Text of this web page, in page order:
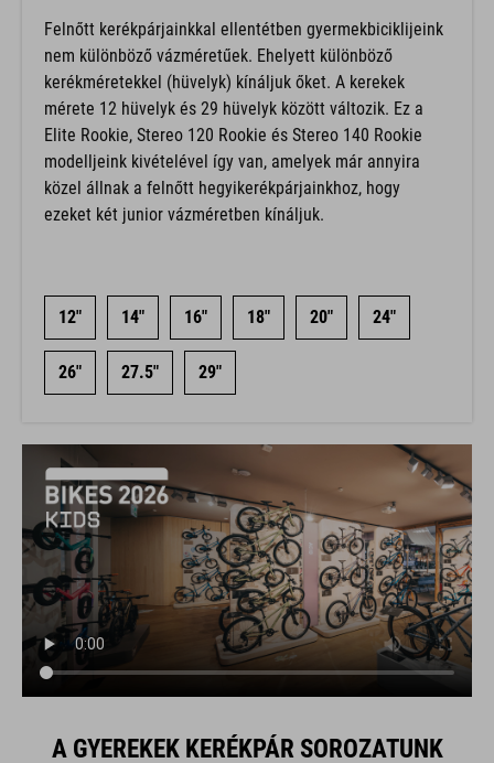
Felnőtt kerékpárjainkkal ellentétben gyermekbiciklijeink
nem különböző vázméretűek. Ehelyett különböző
kerékméretekkel (hüvelyk) kínáljuk őket. A kerekek
mérete 12 hüvelyk és 29 hüvelyk között változik. Ez a
Elite Rookie, Stereo 120 Rookie és Stereo 140 Rookie
modelljeink kivételével így van, amelyek már annyira
közel állnak a felnőtt hegyikerékpárjainkhoz, hogy
ezeket két junior vázméretben kínáljuk.
12" 14" 16" 18" 20" 24"
26" 27.5" 29"
A GYEREKEK KERÉKPÁR SOROZATUNK